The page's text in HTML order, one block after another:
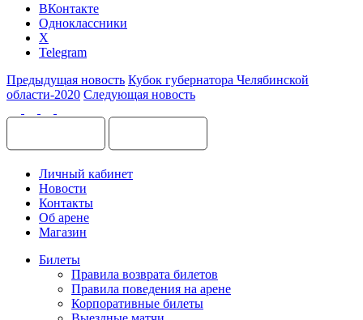
ВКонтакте
Одноклассники
X
Telegram
Предыдущая новость Кубок губернатора Челябинской
области-2020 Следующая новость
Личный кабинет
Новости
Контакты
Об арене
Магазин
Билеты
Правила возврата билетов
Правила поведения на арене
Корпоративные билеты